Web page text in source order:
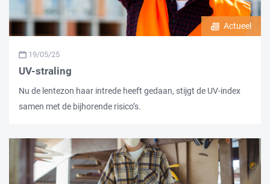
Actueel
19/05/25
UV-straling
Nu de lentezon haar intrede heeft gedaan, stijgt de UV-index
samen met de bijhorende risico’s.